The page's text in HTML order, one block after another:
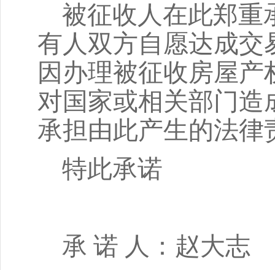
被征收人在此郑重
有人双方自愿达成
因办理被征收房屋
对国家或相关部门
承担由此产生的法律
特此承诺
承 诺 人：赵大志